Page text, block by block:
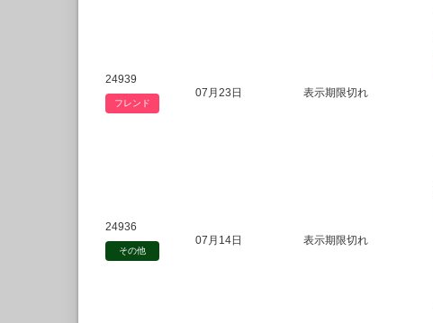
24939
フレンド
07月23日 表示期限切れ
24936
その他
07月14日 表示期限切れ